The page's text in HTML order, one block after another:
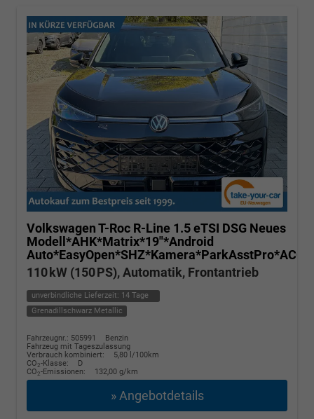
Volkswagen T-Roc R-Line 1.5 eTSI DSG Neues
Modell*AHK*Matrix*19"*Android
110 kW (150 PS), Automatik, Frontantrieb
unverbindliche Lieferzeit: 14 Tage
Grenadillschwarz Metallic
Fahrzeugnr.: 505991
Benzin
Fahrzeug mit Tageszulassung
Verbrauch kombiniert:
5,80 l/100km
CO2-Klasse:
D
CO2-Emissionen: 132,00 g/km
» Angebotdetails